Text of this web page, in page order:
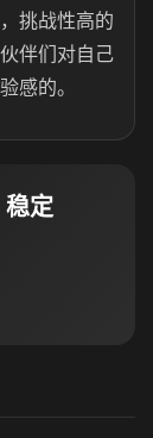
挑战性高的
伴们对自己
感的。
稳定